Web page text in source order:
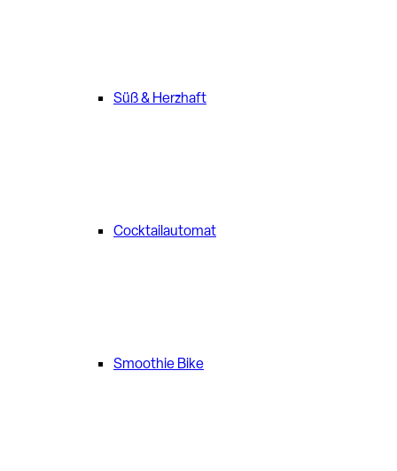
Süß & Herzhaft
Cocktailautomat
Smoothie Bike